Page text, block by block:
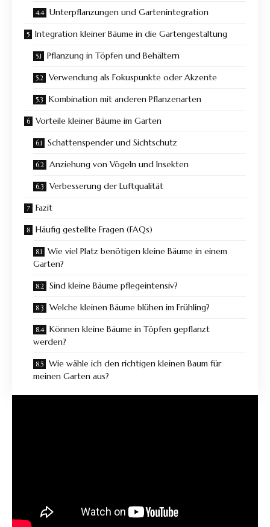
Unterpflanzungen und Gartenintegration
Integration kleiner Bäume in die Gartengestaltung
Pflanzung in Töpfen und Behältern
Verwendung als Fokuspunkte oder Akzente
Kombination mit anderen Pflanzenarten
Vorteile kleiner Bäume im Garten
Schattenspender und Sichtschutz
Anziehung von Vögeln und Insekten
Verbesserung der Luftqualität
Fazit
Häufig gestellte Fragen (FAQs)
Wie viel Platz benötigen kleine Bäume in einem
Garten?
Sind kleine Bäume pflegeintensiv?
Welche kleinen Bäume blühen im Frühling?
Können kleine Bäume in Töpfen gepflanzt
werden?
Wie wähle ich den richtigen kleinen Baum für
meinen Garten aus?